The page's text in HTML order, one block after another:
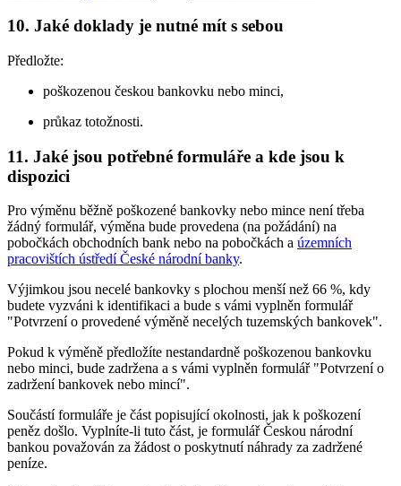
10. Jaké doklady je nutné mít s sebou
Předložte:
poškozenou českou bankovku nebo minci,
průkaz totožnosti.
11. Jaké jsou potřebné formuláře a kde jsou k
dispozici
Pro výměnu běžně poškozené bankovky nebo mince není třeba
žádný formulář, výměna bude provedena (na požádání) na
pobočkách obchodních bank nebo na pobočkách a územních
pracovištích ústředí České národní banky.
Výjimkou jsou necelé bankovky s plochou menší než 66 %, kdy
budete vyzváni k identifikaci a bude s vámi vyplněn formulář
"Potvrzení o provedené výměně necelých tuzemských bankovek".
Pokud k výměně předložíte nestandardně poškozenou bankovku
nebo minci, bude zadržena a s vámi vyplněn formulář "Potvrzení o
zadržení bankovek nebo mincí".
Součástí formuláře je část popisující okolnosti, jak k poškození
peněz došlo. Vyplníte-li tuto část, je formulář Českou národní
bankou považován za žádost o poskytnutí náhrady za zadržené
peníze.